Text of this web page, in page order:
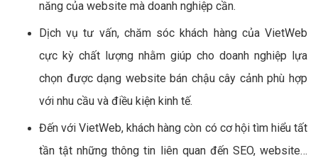
năng của website mà doanh nghiệp cần.
Dịch vụ tư vấn, chăm sóc khách hàng của VietWeb
cực kỳ chất lượng nhằm giúp cho doanh nghiệp lựa
chọn được dạng website bán chậu cây cảnh phù hợp
với nhu cầu và điều kiện kinh tế.
Đến với VietWeb, khách hàng còn có cơ hội tìm hiểu tất
tần tật những thông tin liên quan đến SEO, website…